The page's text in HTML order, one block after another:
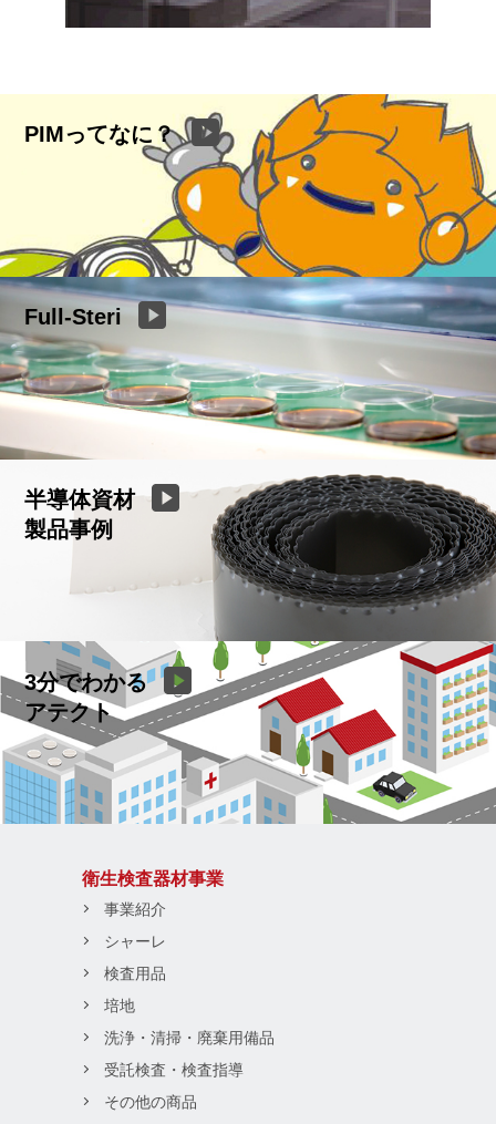
PIMってなに？
Full-Steri
半導体資材
製品事例
3分でわかる
アテクト
衛生検査器材事業
事業紹介
シャーレ
検査用品
培地
洗浄・清掃・廃棄用備品
受託検査・検査指導
その他の商品